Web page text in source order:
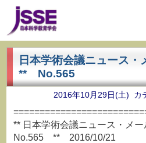
日本学術会議ニュース
** No.565
2016年10月29日(土) カ
** 日本学術会議ニュース・メ
No.565 ** 2016/10/21